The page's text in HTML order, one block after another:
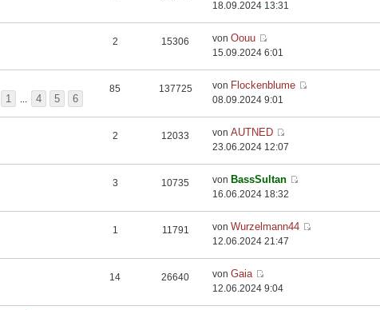
18.09.2024 13:31
2 15306 vonOouu
15.09.2024 6:01
1 4 5 6
85 137725 von Flockenblume
08.09.2024 9:01
2 12033 vonAUTNED
23.06.2024 12:07
3 10735 von BassSultan
16.06.2024 18:32
1 11791 vonWurzelmann44
12.06.2024 21:47
14 26640 vonGaia
12.06.2024 9:04